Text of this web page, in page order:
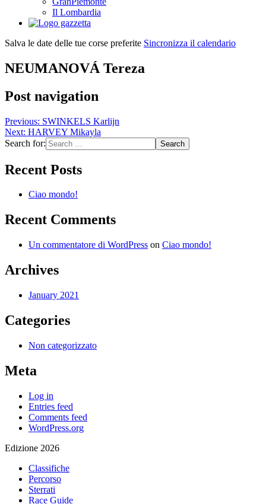
Il Lombardia
Salva le date delle tue corse preferite Sincronizza il calendario
NEUMANOVÁ Tereza
Post navigation
Previous: SWINKELS Karlijn
Next: HARVEY Mikayla
Search for:
Recent Posts
Ciao mondo!
Recent Comments
Un commentatore di WordPress on Ciao mondo!
Archives
January 2021
Categories
Non categorizzato
Meta
Log in
Entries feed
Comments feed
WordPress.org
Edizione 2026
Classifiche
Percorso
Sterrati
Race Guide